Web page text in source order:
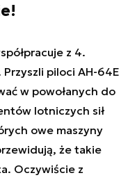
z 4.
piloci AH-64E
w powołanych do
lotniczych sił
owe maszyny
że takie
Oczywiście z